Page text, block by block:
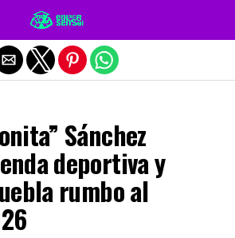
Sánchez
deportiva y
rumbo al
de la versión móvil